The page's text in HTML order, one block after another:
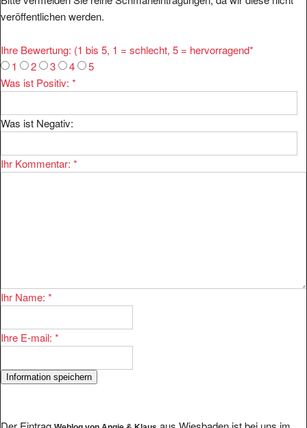
veröffentlichen werden.
Ihre Bewertung: (1 bis 5, 1 = schlecht, 5 = hervorragend*
1
2 3 4
5
Was ist Positiv: *
Was ist Negativ:
Ihr Kommentar: *
Ihr Name: *
Ihre E-mail: *